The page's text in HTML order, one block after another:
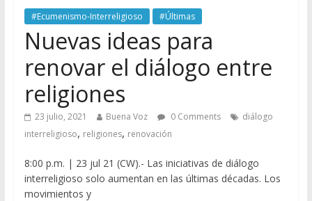
#Ecumenismo-Interreligioso #Últimas
Nuevas ideas para
renovar el diálogo entre
religiones
23 julio, 2021 Buena Voz 0 Comments
diálogo
interreligioso, religiones, renovación
8:00 p.m. | 23 jul 21 (CW).- Las iniciativas de diálogo
interreligioso solo aumentan en las últimas décadas. Los
movimientos y